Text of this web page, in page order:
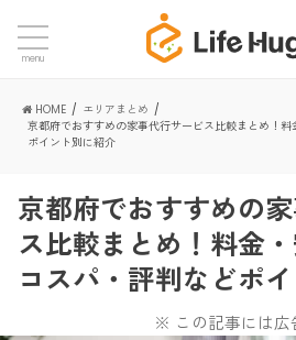
menu
HOME
エリアまとめ
京都府でおすすめの家事代行サービス比較まとめ！
ポイント別に紹介
京都府でおすすめの
ス比較まとめ！料金
コスパ・評判などポ
※ この記事には広